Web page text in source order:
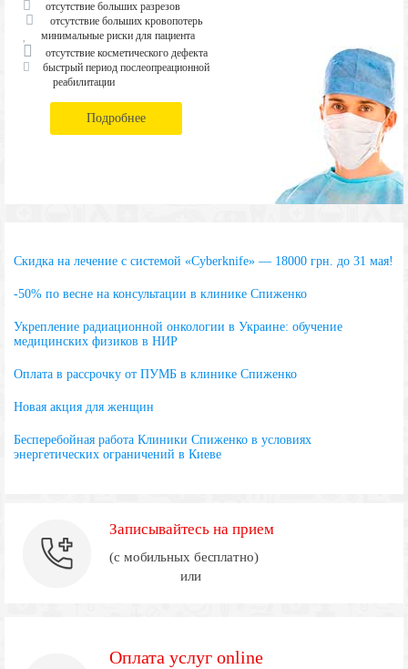
отсутствие больших разрезов
отсутствие больших кровопотерь
минимальные риски для пациента
отсутствие косметического дефекта
быстрый период послеопреационной
реабилитации
Подробнее
Скидка на лечение с системой «Cyberknife» — 18000 грн. до 31 мая!
-50% по весне на консультации в клинике Спиженко
Укрепление радиационной онкологии в Украине: обучение
медицинских физиков в НИР
Оплата в рассрочку от ПУМБ в клинике Спиженко
Новая акция для женщин
Бесперебойная работа Клиники Спиженко в условиях
энергетических ограничений в Киеве
Записывайтесь на прием
(с мобильных бесплатно)
или
Оплата услуг online